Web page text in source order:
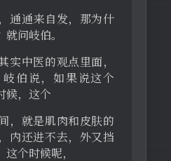
通通来自发，那为什
问岐伯。
实中医的观点里面，
伯说，如果说这个
候，这个
，就是肌肉和皮肤的
内还进不去，外又挡
个时候呢，